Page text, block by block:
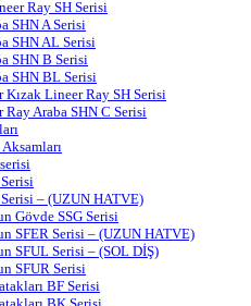
Ray SH Serisi
SHN A Serisi
SHN AL Serisi
SHN B Serisi
SHN BL Serisi
Lineer Ray SH Serisi
Araba SHN C Serisi
– (UZUN HATVE)
Gövde SSG Serisi
SFER Serisi – (UZUN HATVE)
SFUL Serisi – (SOL DİŞ)
SFUR Serisi
BF Serisi